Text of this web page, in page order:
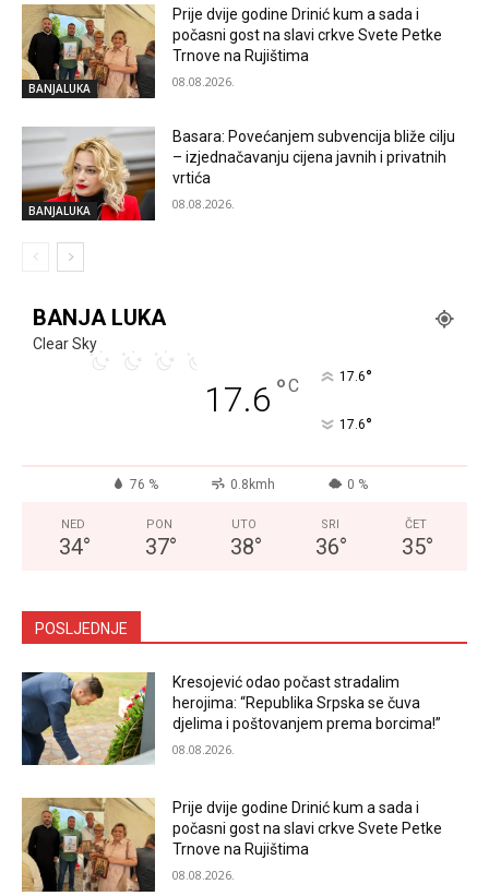
BANJALUKA
Prije dvije godine Drinić kum a sada i
počasni gost na slavi crkve Svete Petke
Trnove na Rujištima
08.08.2026.
BANJALUKA
Basara: Povećanjem subvencija bliže cilju
– izjednačavanju cijena javnih i privatnih
vrtića
08.08.2026.
BANJA LUKA
Clear Sky
17.6 °C 17.6°
17.6°
76 % 0.8kmh 0 %
NED
34°
PON
37°
UTO
38°
SRI
36°
ČET
35°
POSLJEDNJE
Kresojević odao počast stradalim
herojima: “Republika Srpska se čuva
djelima i poštovanjem prema borcima!”
08.08.2026.
Prije dvije godine Drinić kum a sada i
počasni gost na slavi crkve Svete Petke
Trnove na Rujištima
08.08.2026.